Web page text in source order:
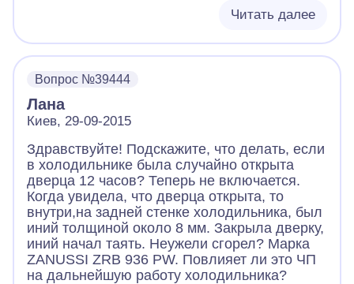
Читать далее
Вопрос №39444
Лана
Киев, 29-09-2015
Здравствуйте! Подскажите, что делать, если
в холодильнике была случайно открыта
дверца 12 часов? Теперь не включается.
Когда увидела, что дверца открыта, то
внутри,на задней стенке холодильника, был
иний толщиной около 8 мм. Закрыла дверку,
иний начал таять. Неужели сгорел? Марка
ZANUSSI ZRB 936 PW. Повлияет ли это ЧП
на дальнейшую работу холодильника?